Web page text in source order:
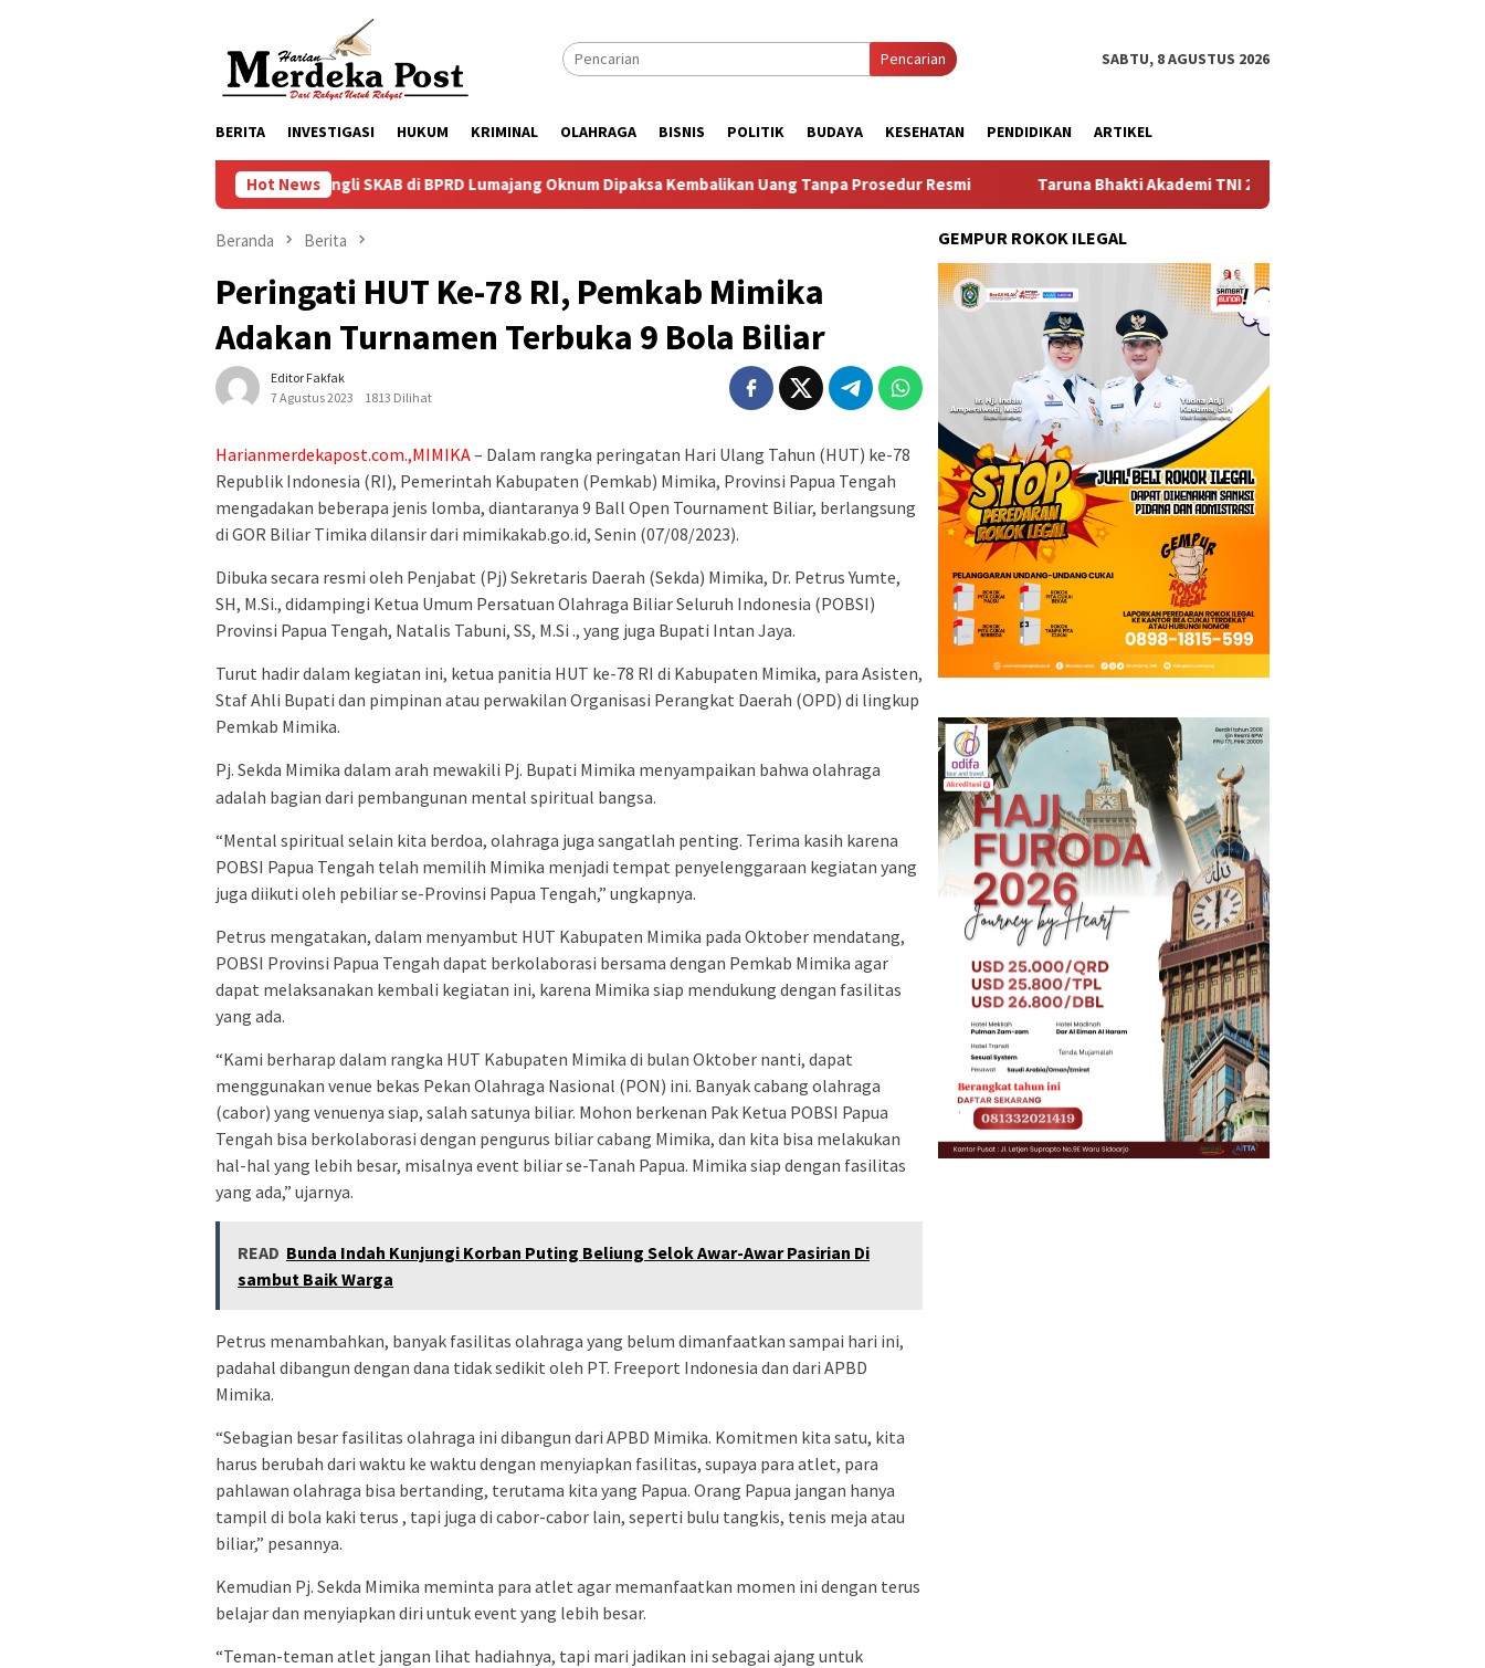
Pencarian SABTU, 8 AGUSTUS 2026
BERITA INVESTIGASI HUKUM KRIMINAL OLAHRAGA BISNIS POLITIK BUDAYA KESEHATAN PENDIDIKAN ARTIKEL
Hot News
Dugaan Pungli SKAB di BPRD Lumajang Oknum Dipaksa Kembalikan Uang Tanpa Prosedur Resmi Taruna Bhakti Akademi TNI 2026 Tanamkan Karakter dan Semangat Bela
Beranda Berita
Peringati HUT Ke-78 RI, Pemkab Mimika
Adakan Turnamen Terbuka 9 Bola Biliar
Editor Fakfak
7 Agustus 2023
1813 Dilihat
Harianmerdekapost.com.,MIMIKA– Dalam rangka peringatan Hari Ulang Tahun (HUT) ke-78
Republik Indonesia (RI), Pemerintah Kabupaten (Pemkab) Mimika, Provinsi Papua Tengah
mengadakan beberapa jenis lomba, diantaranya 9 Ball Open Tournament Biliar, berlangsung
di GOR Biliar Timika dilansir dari mimikakab.go.id, Senin (07/08/2023).
Dibuka secara resmi oleh Penjabat (Pj) Sekretaris Daerah (Sekda) Mimika, Dr. Petrus Yumte,
SH, M.Si., didampingi Ketua Umum Persatuan Olahraga Biliar Seluruh Indonesia (POBSI)
Provinsi Papua Tengah, Natalis Tabuni, SS, M.Si ., yang juga Bupati Intan Jaya.
Turut hadir dalam kegiatan ini, ketua panitia HUT ke-78 RI di Kabupaten Mimika, para Asisten,
Staf Ahli Bupati dan pimpinan atau perwakilan Organisasi Perangkat Daerah (OPD) di lingkup
Pemkab Mimika.
Pj. Sekda Mimika dalam arah mewakili Pj. Bupati Mimika menyampaikan bahwa olahraga
adalah bagian dari pembangunan mental spiritual bangsa.
“Mental spiritual selain kita berdoa, olahraga juga sangatlah penting. Terima kasih karena
POBSI Papua Tengah telah memilih Mimika menjadi tempat penyelenggaraan kegiatan yang
juga diikuti oleh pebiliar se-Provinsi Papua Tengah,” ungkapnya.
Petrus mengatakan, dalam menyambut HUT Kabupaten Mimika pada Oktober mendatang,
POBSI Provinsi Papua Tengah dapat berkolaborasi bersama dengan Pemkab Mimika agar
dapat melaksanakan kembali kegiatan ini, karena Mimika siap mendukung dengan fasilitas
yang ada.
“Kami berharap dalam rangka HUT Kabupaten Mimika di bulan Oktober nanti, dapat
menggunakan venue bekas Pekan Olahraga Nasional (PON) ini. Banyak cabang olahraga
(cabor) yang venuenya siap, salah satunya biliar. Mohon berkenan Pak Ketua POBSI Papua
Tengah bisa berkolaborasi dengan pengurus biliar cabang Mimika, dan kita bisa melakukan
hal-hal yang lebih besar, misalnya event biliar se-Tanah Papua. Mimika siap dengan fasilitas
yang ada,” ujarnya.
READ Bunda Indah Kunjungi Korban Puting Beliung Selok Awar-Awar Pasirian Di
sambut Baik Warga
Petrus menambahkan, banyak fasilitas olahraga yang belum dimanfaatkan sampai hari ini,
padahal dibangun dengan dana tidak sedikit oleh PT. Freeport Indonesia dan dari APBD
Mimika.
“Sebagian besar fasilitas olahraga ini dibangun dari APBD Mimika. Komitmen kita satu, kita
harus berubah dari waktu ke waktu dengan menyiapkan fasilitas, supaya para atlet, para
pahlawan olahraga bisa bertanding, terutama kita yang Papua. Orang Papua jangan hanya
tampil di bola kaki terus , tapi juga di cabor-cabor lain, seperti bulu tangkis, tenis meja atau
biliar,” pesannya.
Kemudian Pj. Sekda Mimika meminta para atlet agar memanfaatkan momen ini dengan terus
belajar dan menyiapkan diri untuk event yang lebih besar.
“Teman-teman atlet jangan lihat hadiahnya, tapi mari jadikan ini sebagai ajang untuk
GEMPUR ROKOK ILEGAL